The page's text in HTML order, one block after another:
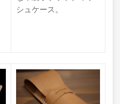
シュケース。